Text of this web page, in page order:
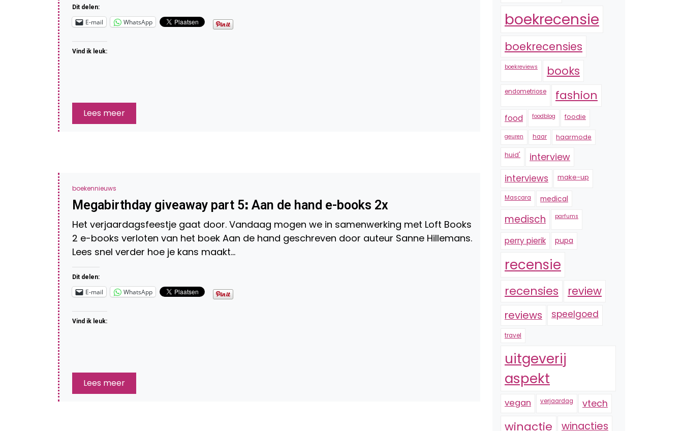
Dit delen:
E-mail WhatsApp
Vind ik leuk:
Lees meer
boekennieuws
Megabirthday giveaway part 5ꓽ Aan de hand e-books 2x
Het verjaardagsfeestje gaat door. Vandaag mogen we in samenwerking met Loft Books
2 e-books verloten van het boek Aan de hand geschreven door auteur Sanne Hillemans.
Lees snel verder hoe je kans maakt…
Dit delen:
E-mail WhatsApp
Vind ik leuk:
Lees meer
boekrecensie
boekrecensies
boekreviews books
endometriose fashion
food foodblog foodie
geuren haar haarmode
huid' interview
interviews make-up
Mascara medical
medisch parfums
perry pierik pupa
recensie
recensies review
reviews speelgoed
travel
uitgeverij
aspekt
vegan verjaardag vtech
winactie winacties